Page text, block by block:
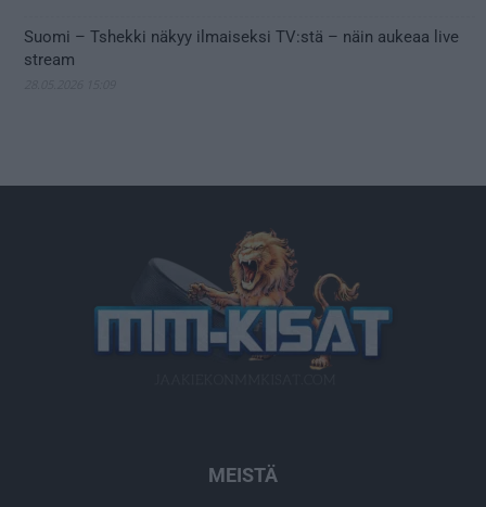
Suomi – Tshekki näkyy ilmaiseksi TV:stä – näin aukeaa live
stream
MEISTÄ